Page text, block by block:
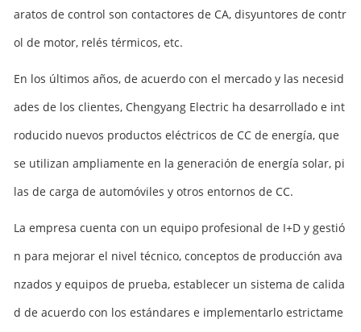
aratos de control son contactores de CA, disyuntores de contr
ol de motor, relés térmicos, etc.
En los últimos años, de acuerdo con el mercado y las necesid
ades de los clientes, Chengyang Electric ha desarrollado e int
roducido nuevos productos eléctricos de CC de energía, que
se utilizan ampliamente en la generación de energía solar, pi
las de carga de automóviles y otros entornos de CC.
La empresa cuenta con un equipo profesional de I+D y gestió
n para mejorar el nivel técnico, conceptos de producción ava
nzados y equipos de prueba, establecer un sistema de calida
d de acuerdo con los estándares e implementarlo estrictame